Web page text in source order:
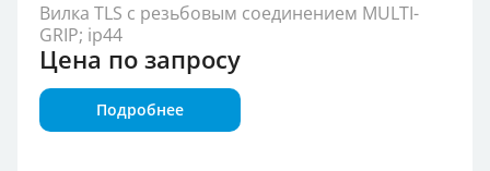
Вилка TLS с резьбовым соединением MULTI-
GRIP; ip44
Цена по запросу
Подробнее